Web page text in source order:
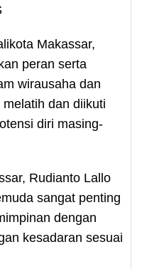
Makassar,
peran serta
wirausaha dan
dan diikuti
diri masing-
Rudianto Lallo
sangat penting
dengan
kesadaran sesuai